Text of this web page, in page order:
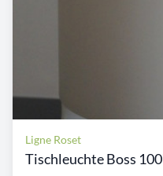
Ligne Roset
Tischleuchte Boss